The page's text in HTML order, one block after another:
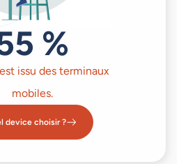
%
issu des terminaux
mobiles.
device choisir ?